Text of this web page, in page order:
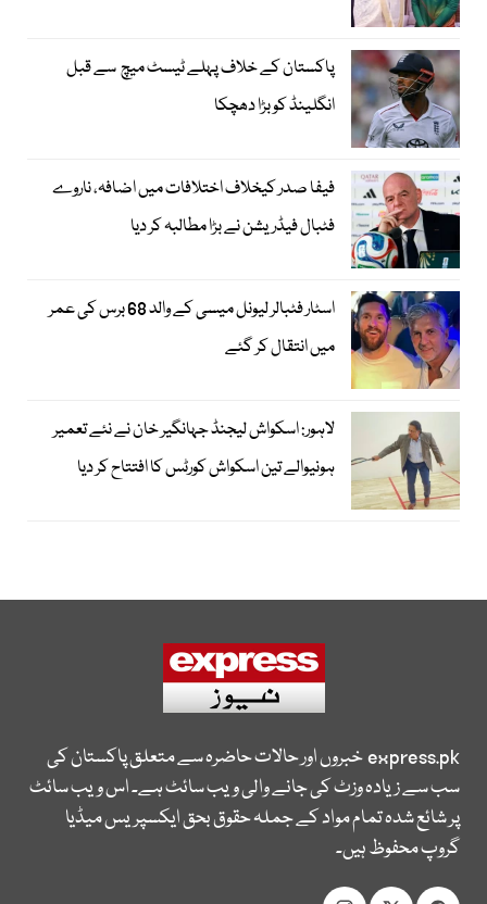
پاکستان کے خلاف پہلے ٹیسٹ میچ سے قبل
انگلینڈ کو بڑا دھچکا
فیفا صدر کیخلاف اختلافات میں اضافہ، ناروے
فٹبال فیڈریشن نے بڑا مطالبہ کر دیا
اسٹار فٹبالر لیونل میسی کے والد 68 برس کی عمر
میں انتقال کر گئے
لاہور: اسکواش لیجنڈ جہانگیر خان نے نئے تعمیر
ہونیوالے تین اسکواش کورٹس کا افتتاح کر دیا
express.pkخبروں اور حالات حاضرہ سے متعلق پاکستان کی
سب سے زیادہ وزٹ کی جانے والی ویب سائٹ ہے۔ اس ویب سائٹ
پر شائع شدہ تمام مواد کے جملہ حقوق بحق ایکسپریس میڈیا
گروپ محفوظ ہیں۔